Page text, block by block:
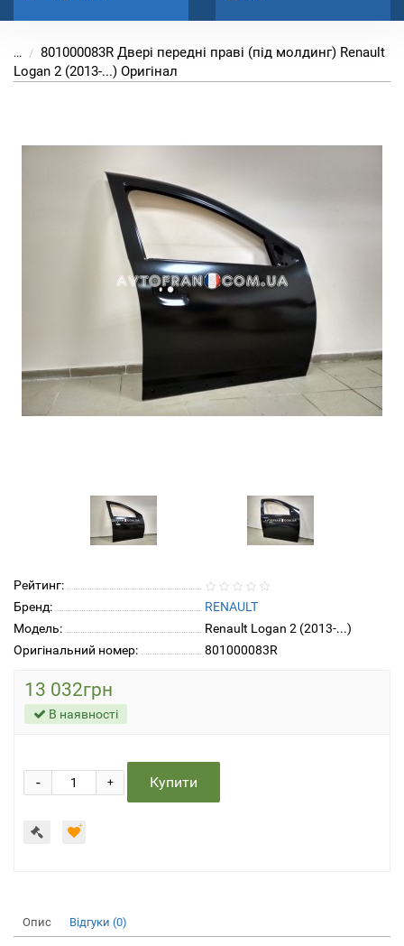
...
801000083R Двері передні праві (під молдинг) Renault
Logan 2 (2013-...) Оригінал
Рейтинг:
Бренд:
RENAULT
Модель:
Renault Logan 2 (2013-...)
Оригінальний номер:
801000083R
13 032грн
В наявності
+
- Купити
Опис Відгуки (0)